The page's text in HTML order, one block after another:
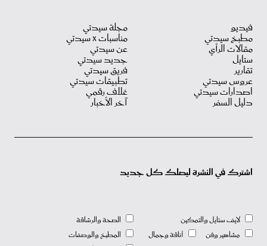
فيديو
مطبخ سيدتي
مقالات الرأي
ستايل
تقارير
عروس سيدتي
اصدارات سيدتي
دليل السفر
مجلة سيدتي
مناسبات X سيدتي
عن سيدتي
جديد سيدتي
فريق سيدتي
تطبيقات سيدتي
غلاف رقمي
آخر الأخبار
اشترك في النشرة ليصلك كل جديد
لايف ستايل والتمكين
مشاهير وفن
أناقة وجمال
الصحة والرشاقة
المطبخ والوصفات